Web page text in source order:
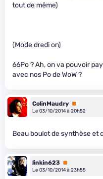
tout de même)
(Mode dredi on)
66Po ? Ah, on va pouvoir
avec nos Po de WoW ?
ColinMaudry Premium
Le 03/10/2014 à 20h52
Beau boulot de synthèse et
linkin623 Premium
Le 03/10/2014 à 23h55